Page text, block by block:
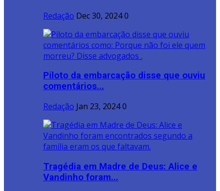
Redação Dec 30, 20240
Piloto da embarcação disse que ouviu
comentários...
Redação Jan 23, 20240
Tragédia em Madre de Deus: Alice e
Vandinho foram...